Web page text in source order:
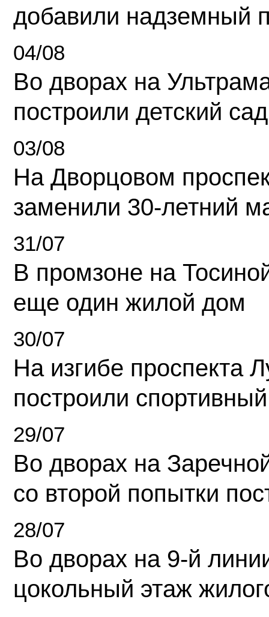
добавили надземный
04/08
Во дворах на
построили детский сад
03/08
На Дворцовом
заменили 30-летний
31/07
В промзоне на
еще один жилой дом
30/07
На изгибе проспекта
построили
29/07
Во дворах на
со второй попытки
28/07
Во дворах на 9-й
цокольный этаж